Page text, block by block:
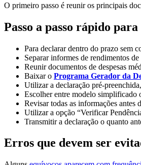
O primeiro passo é reunir os principais
Passo a passo rápido
Para declarar dentro do prazo sem
Separar informes de rendimentos
Reunir documentos de despesas
Baixar o Programa Gerador da
Utilizar a declaração pré-
Escolher entre modelo simplificado
Revisar todas as informações antes
Utilizar a opção “Verificar
Transmitir a declaração o quanto
Erros que devem ser